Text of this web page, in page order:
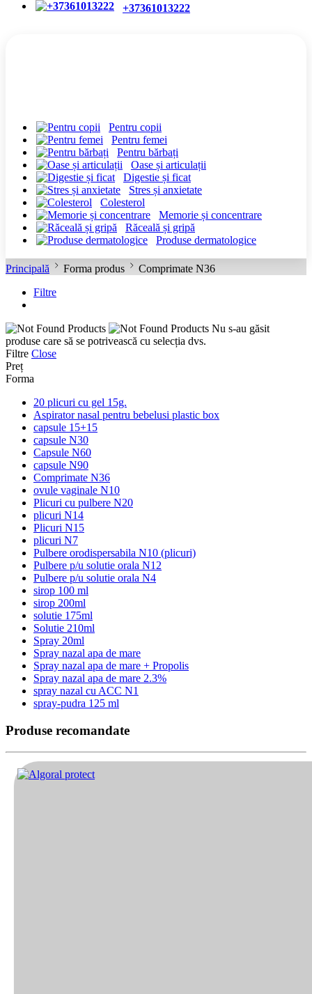
+37361013222
Pentru copii
Pentru femei
Pentru bărbați
Oase și articulații
Digestie și ficat
Stres și anxietate
Colesterol
Memorie și concentrare
Răceală și gripă
Produse dermatologice
Principală Forma produs
Comprimate N36
Filtre
Nu s-au găsit
produse care să se potrivească cu selecția dvs.
Filtre Close
Preț
Forma
20 plicuri cu gel 15g.
Aspirator nasal pentru bebelusi plastic box
capsule 15+15
capsule N30
Capsule N60
capsule N90
Comprimate N36
ovule vaginale N10
Plicuri cu pulbere N20
plicuri N14
Plicuri N15
plicuri N7
Pulbere orodispersabila N10 (plicuri)
Pulbere p/u solutie orala N12
Pulbere p/u solutie orala N4
sirop 100 ml
sirop 200ml
solutie 175ml
Solutie 210ml
Spray 20ml
Spray nazal apa de mare
Spray nazal apa de mare + Propolis
Spray nazal apa de mare 2.3%
spray nazal cu ACC N1
spray-pudra 125 ml
Produse recomandate